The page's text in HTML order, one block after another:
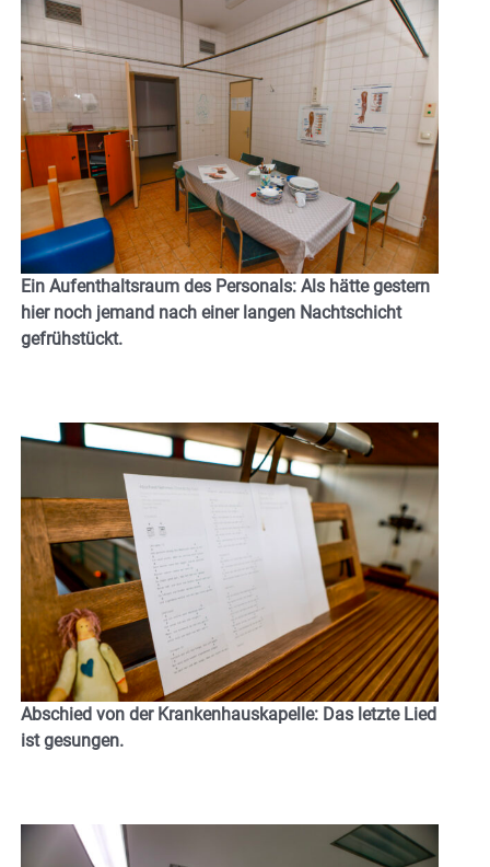
Ein Aufenthaltsraum des Personals: Als hätte gestern
hier noch jemand nach einer langen Nachtschicht
gefrühstückt.
Abschied von der Krankenhauskapelle: Das letzte Lied
ist gesungen.